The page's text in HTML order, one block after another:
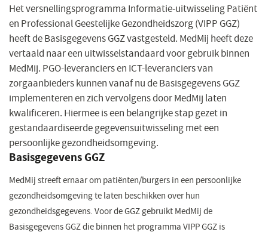
Het versnellingsprogramma Informatie-uitwisseling Patiënt
en Professional Geestelijke Gezondheidszorg (VIPP GGZ)
heeft de Basisgegevens GGZ vastgesteld. MedMij heeft deze
vertaald naar een uitwisselstandaard voor gebruik binnen
MedMij. PGO-leveranciers en ICT-leveranciers van
zorgaanbieders kunnen vanaf nu de Basisgegevens GGZ
implementeren en zich vervolgens door MedMij laten
kwalificeren. Hiermee is een belangrijke stap gezet in
gestandaardiseerde gegevensuitwisseling met een
persoonlijke gezondheidsomgeving.
Basisgegevens GGZ
MedMij streeft ernaar om patiënten/burgers in een persoonlijke
gezondheidsomgeving te laten beschikken over hun
gezondheidsgegevens. Voor de GGZ gebruikt MedMij de
Basisgegevens GGZ die binnen het programma VIPP GGZ is